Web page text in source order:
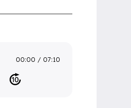
00:00 07:10